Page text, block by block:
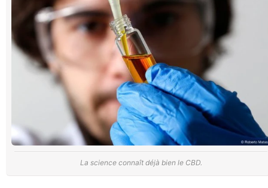
La science connaît déjà bien le CBD.